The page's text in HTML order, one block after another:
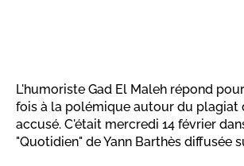
L'humoriste Gad El Maleh répond
fois à la polémique autour du plagiat
accusé. C'était mercredi 14 février
"Quotidien" de Yann Barthès diffusée